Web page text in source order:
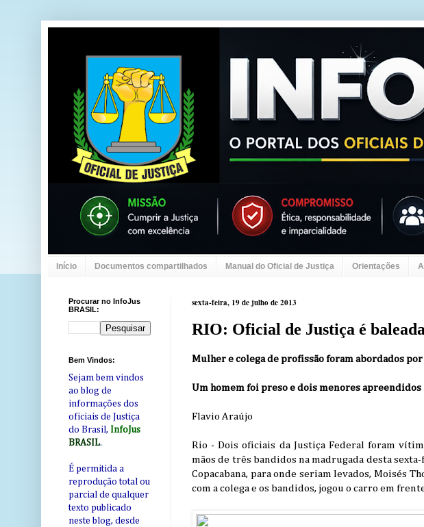
Início Documentos compartilhados Manual do Oficial de Justiça Orientações
sexta-feira, 19 de julho de 2013
RIO: Oficial de Justiça é
Mulher e colega de profissão foram abordados
Um homem foi preso e dois menores apreendidos
Flavio Araújo
Rio - Dois oficiais da Justiça Federal foram
mãos de três bandidos na madrugada desta
Copacabana, para onde seriam levados, Moisés
com a colega e os bandidos, jogou o carro em
Procurar no InfoJus
BRASIL:
Bem Vindos:
Sejam bem vindos
ao blog de
informações dos
oficiais de Justiça
do Brasil, InfoJus
BRASIL.
É permitida a
reprodução total ou
parcial de qualquer
texto publicado
neste blog, desde